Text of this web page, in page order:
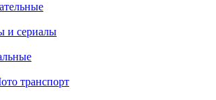
и сериалы
транспорт